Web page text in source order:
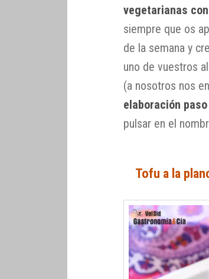
vegetarianas
siempre que os
de la semana y
uno de vuestros
(a nosotros nos
elaboración
pulsar en el
Tofu a la